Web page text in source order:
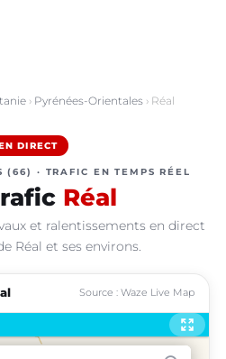
› Pyrénées-Orientales › Réal
DIRECT
(66) · TRAFIC EN TEMPS RÉEL
Réal
et ralentissements en direct
Réal et ses environs.
Source : Waze Live Map